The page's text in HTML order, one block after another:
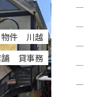
物件 川越
貸事務